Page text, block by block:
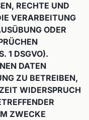
RECHTE UND
VERARBEITUNG
ODER
1 DSGVO).
DATEN
ZU BETREIBEN,
WIDERSPRUCH
ZWECKE